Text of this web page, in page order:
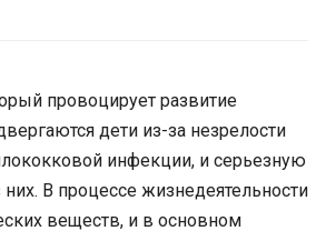
провоцирует развитие
дети из-за незрелости
инфекции, и серьезную
В процессе жизнедеятельности
веществ, и в основном